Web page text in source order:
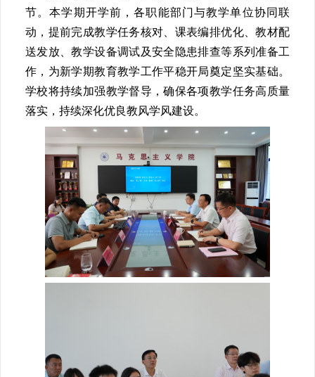
节。本学期开学前，各职能部门与教学单位协同联
动，提前完成教学任务核对、课表编排优化、教材配
送发放、教学设备调试及安全隐患排查等系列准备工
作，为新学期教育教学工作平稳开局奠定坚实基础。
学校将持续加强教学督导，确保各项教学任务高质量
落实，持续深化优良教风学风建设。